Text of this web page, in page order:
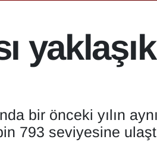
bir önceki yılın
793 seviyesine